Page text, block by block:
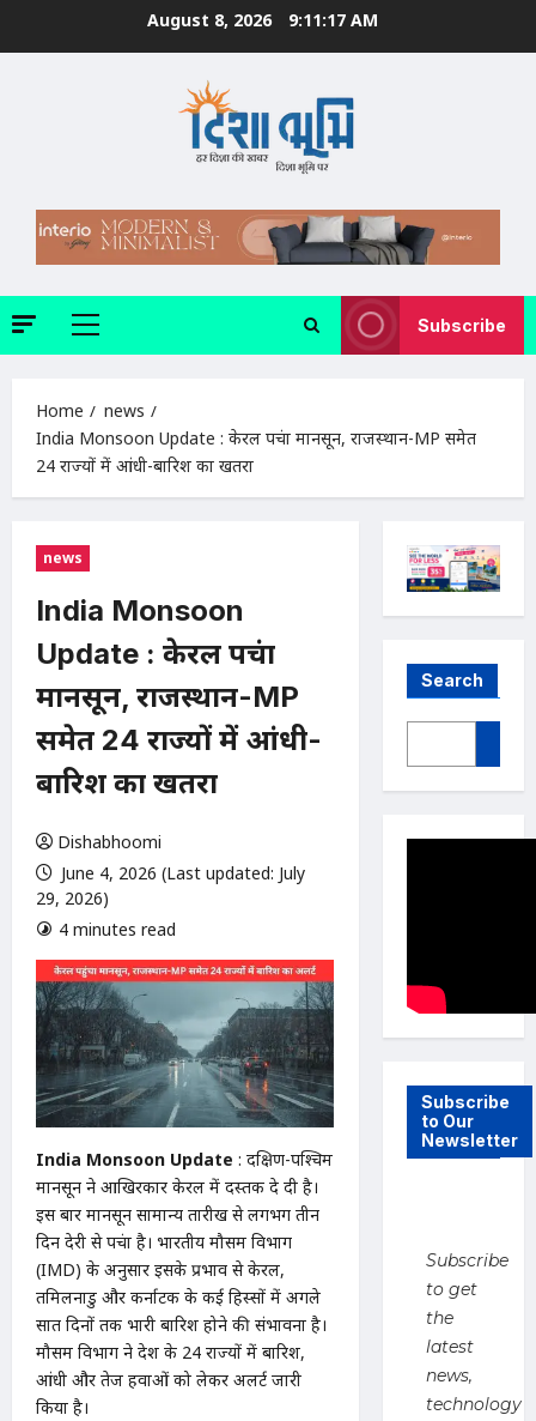
August 8, 2026 9:11:19 AM
Primary
Subscribe
Home
news
India Monsoon Update : केरल पहुंचा मानसून, राजस्थान-MP समेत
24 राज्यों में आंधी-बारिश का खतरा
news
India Monsoon
Update : केरल पहुंचा
मानसून, राजस्थान-MP
समेत 24 राज्यों में आंधी-
बारिश का खतरा
Dishabhoomi
June 4, 2026 (Last updated: July
29, 2026)
4 minutes read
India Monsoon Update : दक्षिण-पश्चिम
मानसून ने आखिरकार केरल में दस्तक दे दी है।
इस बार मानसून सामान्य तारीख से लगभग तीन
दिन देरी से पहुंचा है। भारतीय मौसम विभाग
(IMD) के अनुसार इसके प्रभाव से केरल,
तमिलनाडु और कर्नाटक के कई हिस्सों में अगले
सात दिनों तक भारी बारिश होने की संभावना है।
मौसम विभाग ने देश के 24 राज्यों में बारिश,
आंधी और तेज हवाओं को लेकर अलर्ट जारी
किया है।
Search
Subscribe
to Our
Newsletter
Subscribe
to get
the
latest
news,
technology